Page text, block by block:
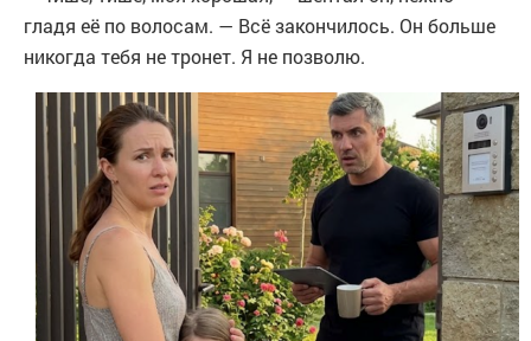
гладя её по волосам. — Всё закончилось. Он больше
никогда тебя не тронет. Я не позволю.